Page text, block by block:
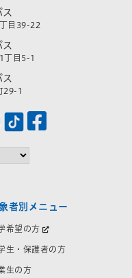
ス
目39-22
ス
丁目5-1
ス
29-1
者別メニュー
希望の方
生・保護者の方
生の方